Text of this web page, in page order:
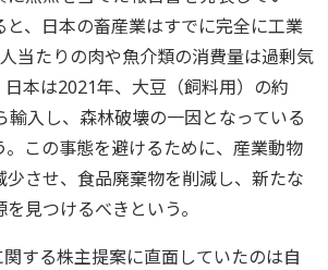
と、日本の畜産業はすでに完全に工業
当たりの肉や魚介類の消費量は過剰気
本は2021年、大豆（飼料用）の約
輸入し、森林破壊の一因となっている
。この事態を避けるために、産業動物
少させ、食品廃棄物を削減し、新たな
見つけるべきという。
する株主提案に直面していたのは自